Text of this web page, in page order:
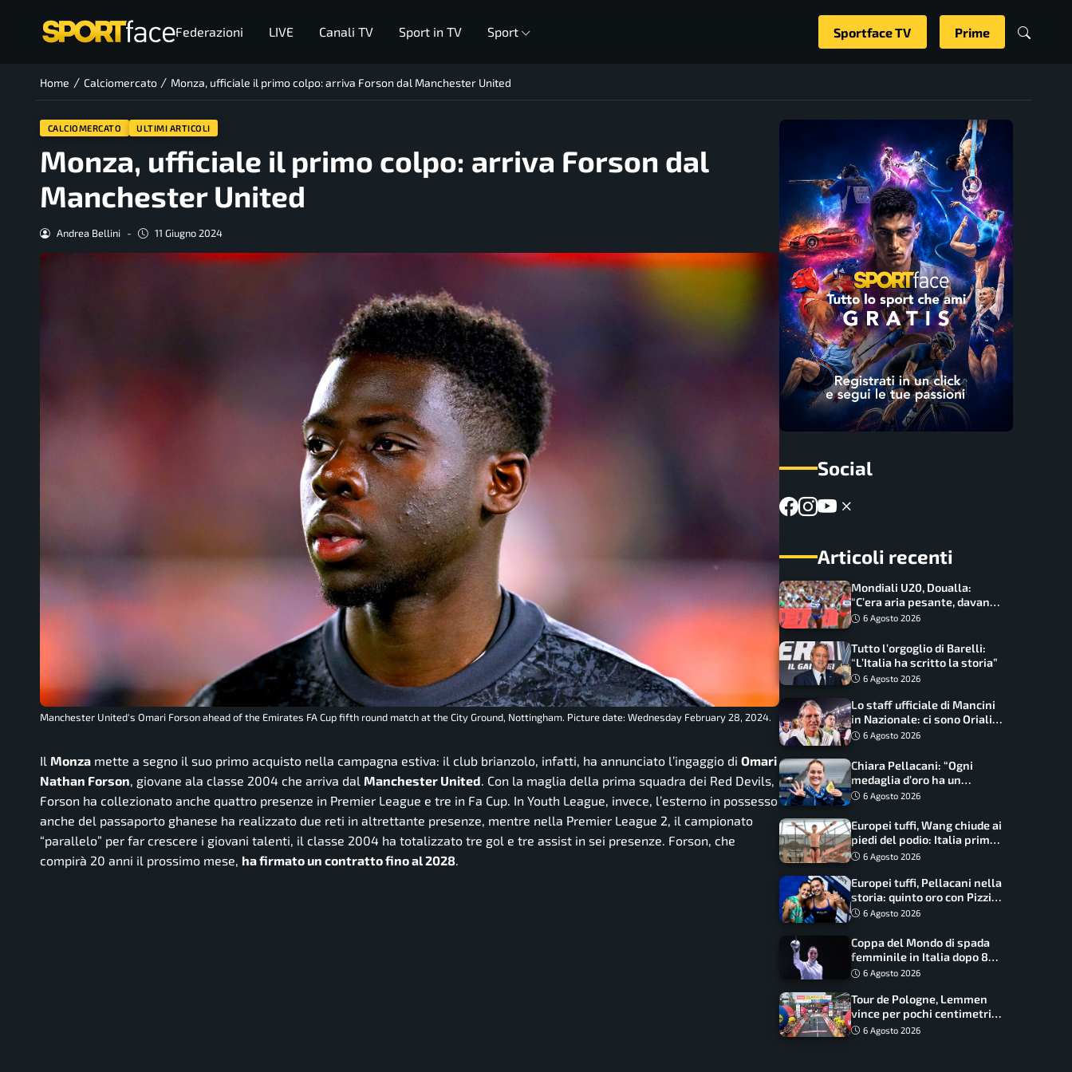
Federazioni LIVE Canali TV Sport in TV Sport Sportface TV Prime
Home / Calciomercato / Monza, ufficiale il primo colpo: arriva Forson dal Manchester United
CALCIOMERCATO ULTIMI ARTICOLI
Monza, ufficiale il primo colpo: arriva Forson dal
Manchester United
Andrea Bellini - 11 Giugno 2024
Manchester United's Omari Forson ahead of the Emirates FA Cup fifth round match at the City Ground, Nottingham. Picture date: Wednesday February 28, 2024.
Il Monza mette a segno il suo primo acquisto nella campagna estiva: il club brianzolo, infatti, ha annunciato l’ingaggio di Omari
Nathan Forson , giovane ala classe 2004 che arriva dal Manchester United . Con la maglia della prima squadra dei Red Devils,
Forson ha collezionato anche quattro presenze in Premier League e tre in Fa Cup. In Youth League, invece, l’esterno in possesso
anche del passaporto ghanese ha realizzato due reti in altrettante presenze, mentre nella Premier League 2, il campionato
“parallelo” per far crescere i giovani talenti, il classe 2004 ha totalizzato tre gol e tre assist in sei presenze. Forson, che
compirà 20 anni il prossimo mese, ha firmato un contratto fino al 2028
Social
Articoli recenti
Mondiali U20, Doualla:
“C’era aria pesante, davano
le mascherine! Finale? Non
6 Agosto 2026
Tutto l’orgoglio di Barelli:
“L’Italia ha scritto la storia”
6 Agosto 2026
Lo staff ufficiale di Mancini
in Nazionale: ci sono Oriali e
Bonucci, confermato un
6 Agosto 2026
Chiara Pellacani: “Ogni
medaglia d’oro ha un
significato diverso. Ho fatto
6 Agosto 2026
Europei tuffi, Wang chiude ai
piedi del podio: Italia prima
nel medagliere
6 Agosto 2026
Europei tuffi, Pellacani nella
storia: quinto oro con Pizzini
nel sincro da 3 metri
6 Agosto 2026
Coppa del Mondo di spada
femminile in Italia dopo 8
anni, Alberta Santuccio: “Il
frutti”
6 Agosto 2026
Tour de Pologne, Lemmen
vince per pochi centimetri
su Scaroni: maxi-caduta e
6 Agosto 2026